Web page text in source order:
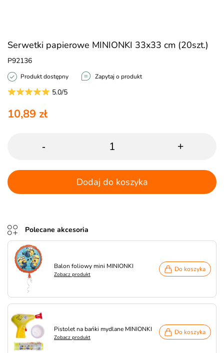
Serwetki papierowe MINIONKI 33x33 cm (20szt.)
P92136
Produkt dostępny Zapytaj o produkt
5.0/5
10,89 zł
- +
Dodaj do koszyka
Polecane akcesoria
Balon foliowy mini MINIONKI
Zobacz produkt
Do koszyka
Pistolet na bańki mydlane MINIONKI
Zobacz produkt
Do koszyka